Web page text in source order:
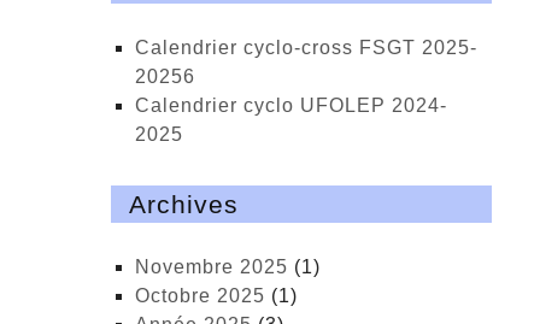
calendrier cyclo-cross FSGT 2025-
20256
calendrier cyclo UFOLEP 2024-
2025
Archives
novembre 2025 (1)
octobre 2025 (1)